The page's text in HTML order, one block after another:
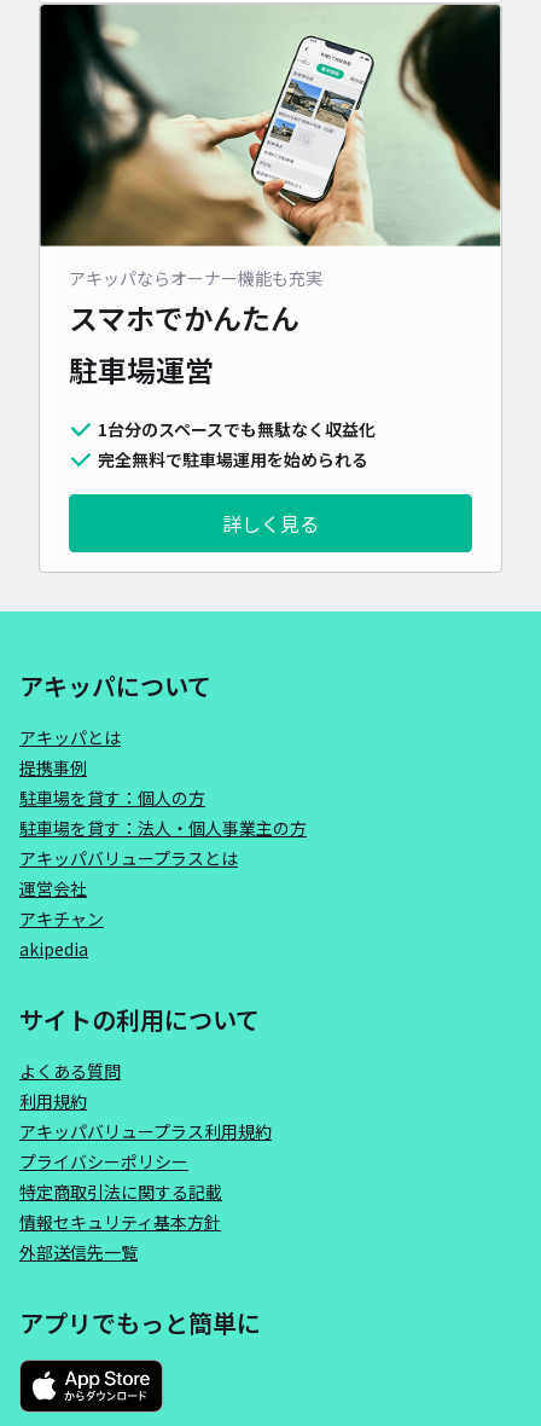
アキッパならオーナー機能も充実
スマホでかんたん
駐車場運営
1台分のスペースでも無駄なく収益化
完全無料で駐車場運用を始められる
詳しく見る
アキッパについて
アキッパとは
提携事例
駐車場を貸す：個人の方
駐車場を貸す：法人・個人事業主の方
アキッパバリュープラスとは
運営会社
アキチャン
akipedia
サイトの利用について
よくある質問
利用規約
アキッパバリュープラス利用規約
プライバシーポリシー
特定商取引法に関する記載
情報セキュリティ基本方針
外部送信先一覧
アプリでもっと簡単に